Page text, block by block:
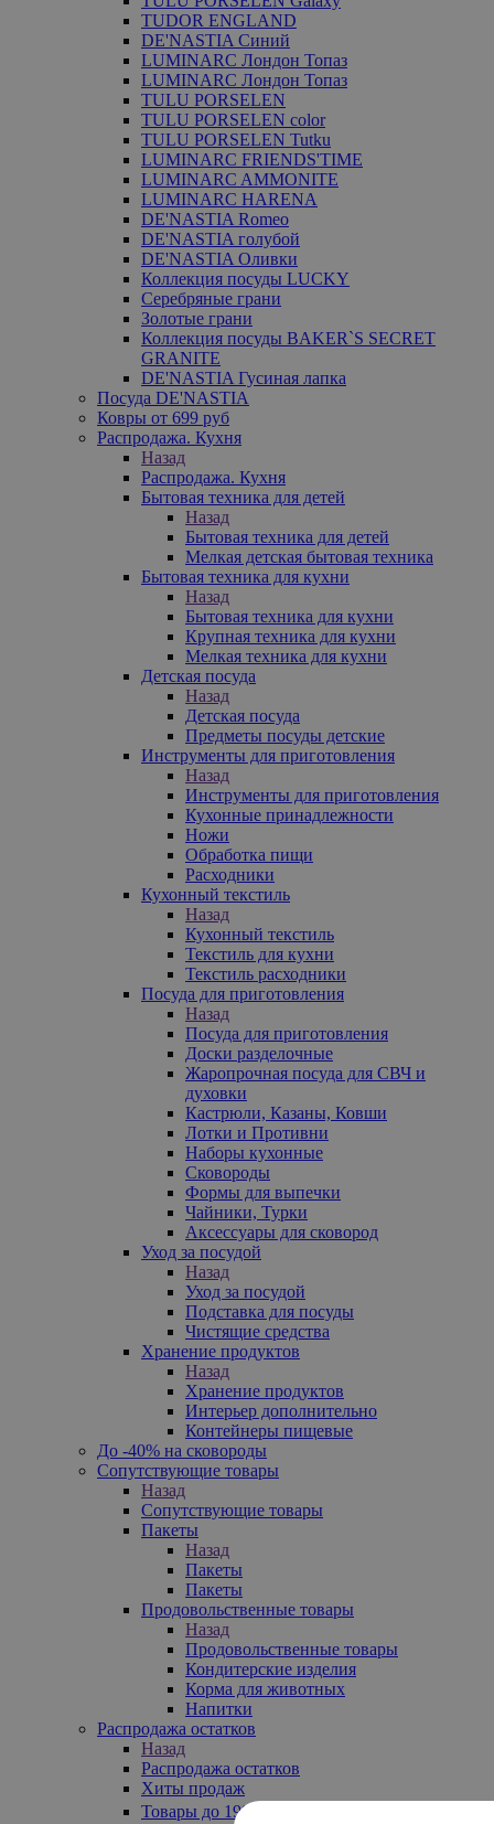
TUDOR ENGLAND
DE'NASTIA Синий
LUMINARC Лондон Топаз
LUMINARC Лондон Топаз
TULU PORSELEN
TULU PORSELEN color
TULU PORSELEN Tutku
LUMINARC FRIENDS'TIME
LUMINARC AMMONITE
LUMINARC HARENA
DE'NASTIA Romeo
DE'NASTIA голубой
DE'NASTIA Оливки
Коллекция посуды LUCKY
Серебряные грани
Золотые грани
Коллекция посуды BAKER`S SECRET
GRANITE
DE'NASTIA Гусиная лапка
Посуда DE'NASTIA
Ковры от 699 руб
Распродажа. Кухня
Назад
Распродажа. Кухня
Бытовая техника для детей
Назад
Бытовая техника для детей
Мелкая детская бытовая техника
Бытовая техника для кухни
Назад
Бытовая техника для кухни
Крупная техника для кухни
Мелкая техника для кухни
Детская посуда
Назад
Детская посуда
Предметы посуды детские
Инструменты для приготовления
Назад
Инструменты для приготовления
Кухонные принадлежности
Ножи
Обработка пищи
Расходники
Кухонный текстиль
Назад
Кухонный текстиль
Текстиль для кухни
Текстиль расходники
Посуда для приготовления
Назад
Посуда для приготовления
Доски разделочные
Жаропрочная посуда для СВЧ и
духовки
Кастрюли, Казаны, Ковши
Лотки и Противни
Наборы кухонные
Сковороды
Формы для выпечки
Чайники, Турки
Аксессуары для сковород
Уход за посудой
Назад
Уход за посудой
Подставка для посуды
Чистящие средства
Хранение продуктов
Назад
Хранение продуктов
Интерьер дополнительно
Контейнеры пищевые
До -40% на сковороды
Сопутствующие товары
Назад
Сопутствующие товары
Пакеты
Назад
Пакеты
Пакеты
Продовольственные товары
Назад
Продовольственные товары
Кондитерские изделия
Корма для животных
Напитки
Распродажа остатков
Назад
Распродажа остатков
Хиты продаж
Товары до 199₽